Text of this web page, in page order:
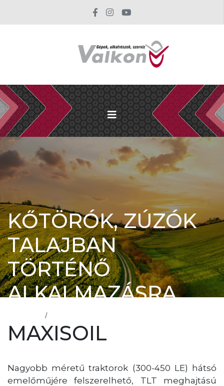
KŐTÖRÓK, ZÚZÓK
TALAJBAN
TÖRTÉNŐ
ALKALMAZÁSRA
MAXISOIL
Nagyobb méretű traktorok (300-450 LE) hátsó
emelőműjére felszerelhető, TLT meghajtású